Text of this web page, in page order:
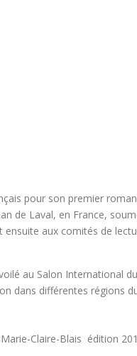
pour son premier
de Laval, en France,
aux comités de
au Salon International
dans différentes régions
Claire-Blais édition